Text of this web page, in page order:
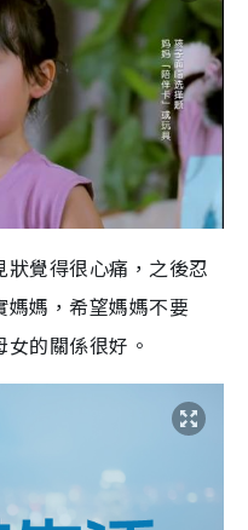
覺得很心痛，之後忍
媽媽，希望媽媽不要
的關係很好。